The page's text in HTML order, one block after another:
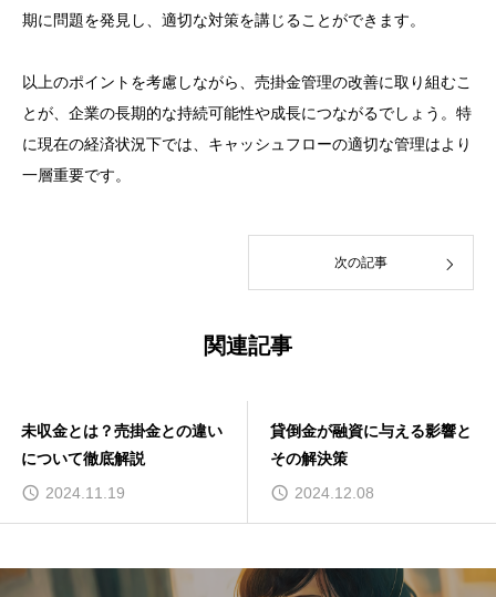
期に問題を発見し、適切な対策を講じることができます。
以上のポイントを考慮しながら、売掛金管理の改善に取り組むこ
とが、企業の長期的な持続可能性や成長につながるでしょう。特
に現在の経済状況下では、キャッシュフローの適切な管理はより
一層重要です。
次の記事
関連記事
未収金とは？売掛金との違い
について徹底解説
2024.11.19
貸倒金が融資に与える影響と
その解決策
2024.12.08